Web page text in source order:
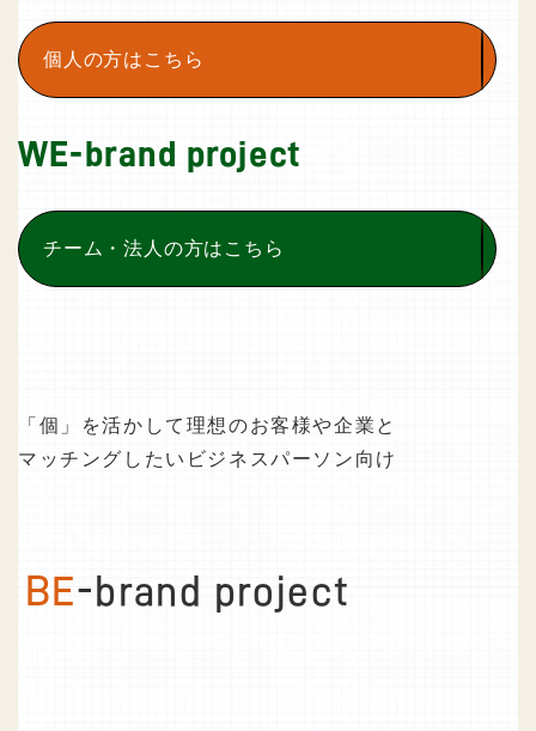
個人の方はこちら
WE-brand project
チーム・法人の方はこちら
「個」を活かして理想のお客様や企業と
マッチングしたいビジネスパーソン向け
BE-brand project